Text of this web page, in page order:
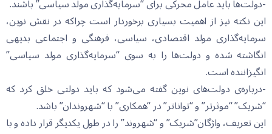
این نکته نیز از اهمیت بسیاری برخوردار است چراکه در نقش نوین،
سرمایه‌گذاری مولد اقتصادی، سیاسی، فرهنگی و اجتماعی بدیهی
انگاشته شده و دولت‌ها را به سوی “سرمایه‌گذاری مولد سیاسی”
انگیزاننده است.
-درباره‌ی دولت‌های نوین گفته می‌شود که باید دولتی خلق کرد که
“شریک” “موثرتر” و “تواناتر” در “همکاری” با “شهروندان” باشد.
این تعریف، واژگان”شریک” و “شهروند” را در طول یکدیگر قرار داده و با